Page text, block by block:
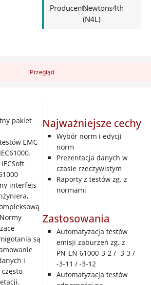
Producent:Newtons4th
(N4L)
Przegląd
pakiet
EMC
interfejs
są
i
Najważniejsze cechy
Wybór norm i edycji
norm
Prezentacja danych w
czasie rzeczywistym
Raporty z testów zg. z
normami
Zastosowania
Automatyzacja testów
emisji zaburzeń zg. z
PN-EN 61000-3-2 / -3-3 /
-3-11 / -3-12
Automatyzacja testów